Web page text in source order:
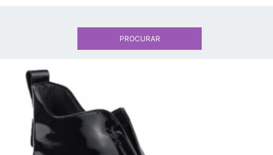
PROCURAR